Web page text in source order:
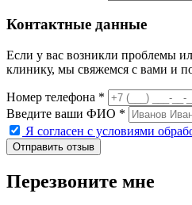
Контактные данные
Если у вас возникли проблемы
клинику, мы свяжемся с вами и
Номер телефона *
Введите ваши ФИО *
Я согласен с условиями
Перезвоните мне